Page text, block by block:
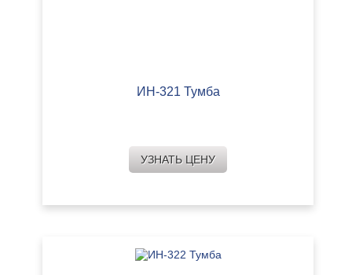
ИН-321 Тумба
УЗНАТЬ ЦЕНУ